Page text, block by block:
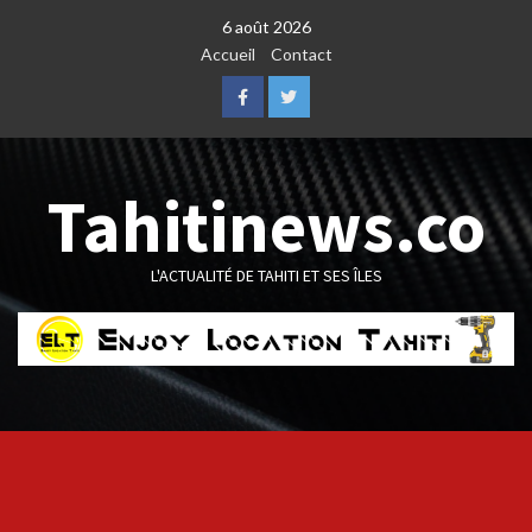
6 août 2026
Accueil
Contact
FacebookTwitter
Tahitinews.co
L'ACTUALITÉ DE TAHITI ET SES ÎLES